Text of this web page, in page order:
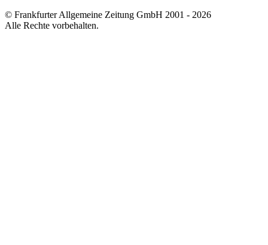
© Frankfurter Allgemeine Zeitung GmbH 2001 - 2026
Alle Rechte vorbehalten.